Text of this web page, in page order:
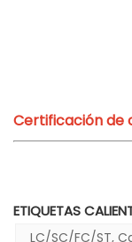
Certificación de
ETIQUETAS
LC/SC/FC/ST,